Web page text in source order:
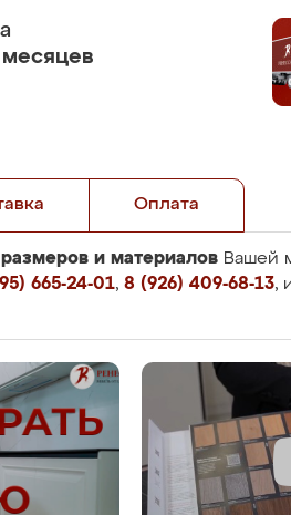
Оплата
размеров и материалов Вашей
665-24-01, 8 (926) 409-68-13,